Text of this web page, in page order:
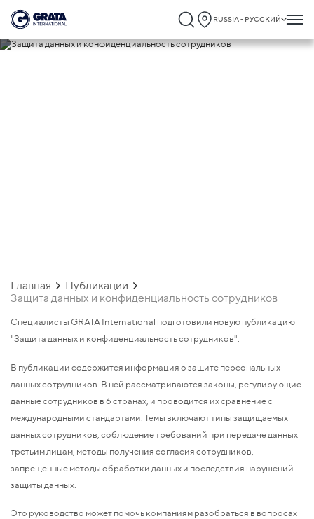
RUSSIA - РУССКИЙ
Главная
Публикации
Защита данных и конфиденциальность сотрудников
Специалисты GRATA International подготовили новую публикацию
"Защита данных и конфиденциальность сотрудников".
В публикации содержится информация о защите персональных
данных сотрудников. В ней рассматриваются законы, регулирующие
данные сотрудников в 6 странах, и проводится их сравнение с
международными стандартами. Темы включают типы защищаемых
данных сотрудников, соблюдение требований при передаче данных
третьим лицам, методы получения согласия сотрудников,
запрещенные методы обработки данных и последствия нарушений
защиты данных.
Это руководство может помочь компаниям разобраться в вопросах